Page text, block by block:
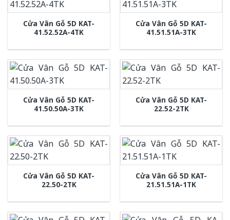
Cửa Vân Gỗ 5D KAT-
41.52.52A-4TK
Cửa Vân Gỗ 5D KAT-
41.51.51A-3TK
Cửa Vân Gỗ 5D KAT-
41.50.50A-3TK
Cửa Vân Gỗ 5D KAT-
22.52-2TK
Cửa Vân Gỗ 5D KAT-
22.50-2TK
Cửa Vân Gỗ 5D KAT-
21.51.51A-1TK